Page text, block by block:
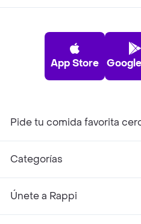
App Store
Pide tu comida favorita
Categorías
Únete a Rappi